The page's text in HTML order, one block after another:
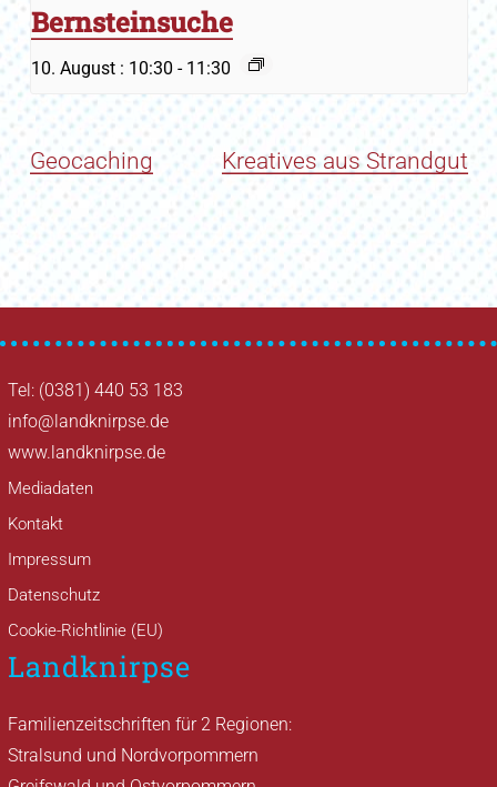
Bernsteinsuche
10. August : 10:30 - 11:30
Geocaching Kreatives aus Strandgut
Tel: (0381) 440 53 183
info@landknirpse.de
www.landknirpse.de
Mediadaten
Kontakt
Impressum
Datenschutz
Cookie-Richtlinie (EU)
Landknirpse
Familienzeitschriften für 2 Regionen:
Stralsund und Nordvorpommern